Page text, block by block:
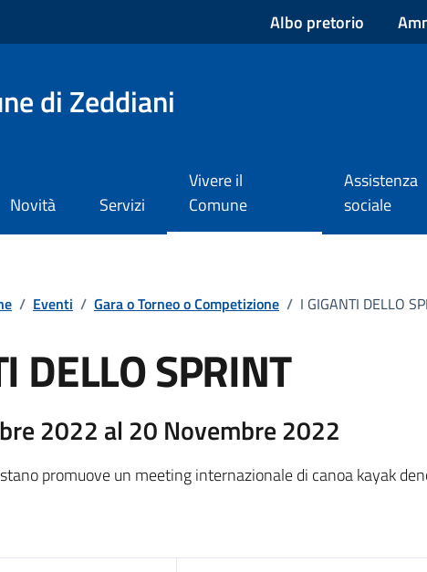
Albo pretorio
di Zeddiani
Novità Servizi
Vivere il
Comune
Assistenza
sociale
/ Eventi / Gara o Torneo o Competizione / I GIGANTI DELLO
DELLO SPRINT
2022 al 20 Novembre 2022
promuove un meeting internazionale di canoa kayak